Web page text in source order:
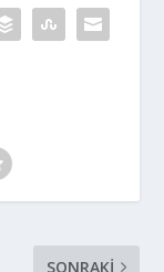
SONRAKI